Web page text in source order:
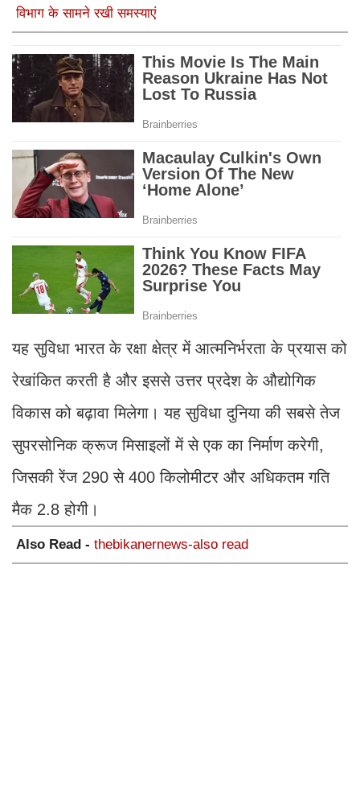
विभाग के सामने रखी समस्याएं
यह सुविधा भारत के रक्षा क्षेत्र में आत्मनिर्भरता के प्रयास को
रेखांकित करती है और इससे उत्तर प्रदेश के औद्योगिक
विकास को बढ़ावा मिलेगा। यह सुविधा दुनिया की सबसे तेज
सुपरसोनिक क्रूज मिसाइलों में से एक का निर्माण करेगी,
जिसकी रेंज 290 से 400 किलोमीटर और अधिकतम गति
मैक 2.8 होगी।
Also Read - thebikanernews-also read